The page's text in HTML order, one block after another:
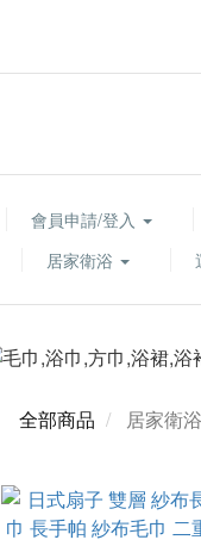
會員申請/登入
居家衛浴
全部商品 居家衛浴